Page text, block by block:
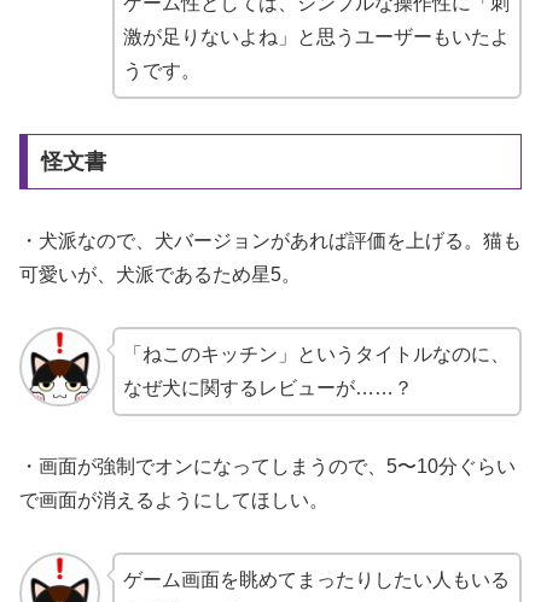
激が足りないよね」と思うユーザーもいたよ
うです。
怪文書
・犬派なので、犬バージョンがあれば評価を上げる。猫も
可愛いが、犬派であるため星5。
「ねこのキッチン」というタイトルなのに、
なぜ犬に関するレビューが……？
・画面が強制でオンになってしまうので、5〜10分ぐらい
で画面が消えるようにしてほしい。
ゲーム画面を眺めてまったりしたい人もいる